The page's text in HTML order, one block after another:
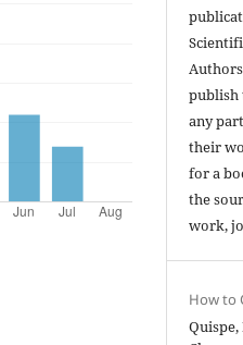
publish
any
their
for a
the
work,
How to
Quispe,